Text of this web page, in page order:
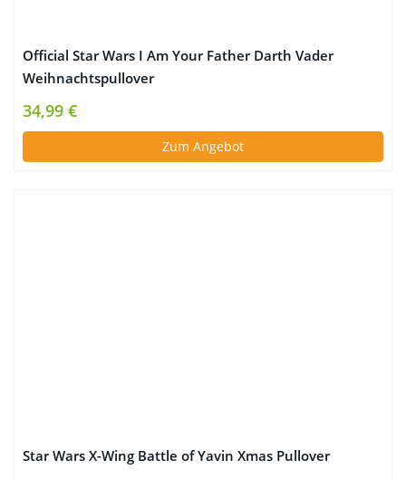
Official Star Wars I Am Your Father Darth Vader
Weihnachtspullover
34,99 €
Zum Angebot
Star Wars X-Wing Battle of Yavin Xmas Pullover